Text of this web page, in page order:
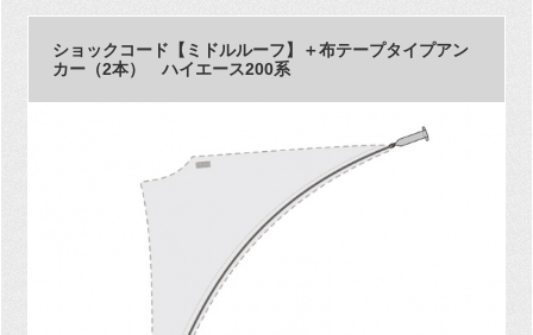
ショックコード【ミドルルーフ】＋布テープタイプアン
カー（2本） ハイエース200系